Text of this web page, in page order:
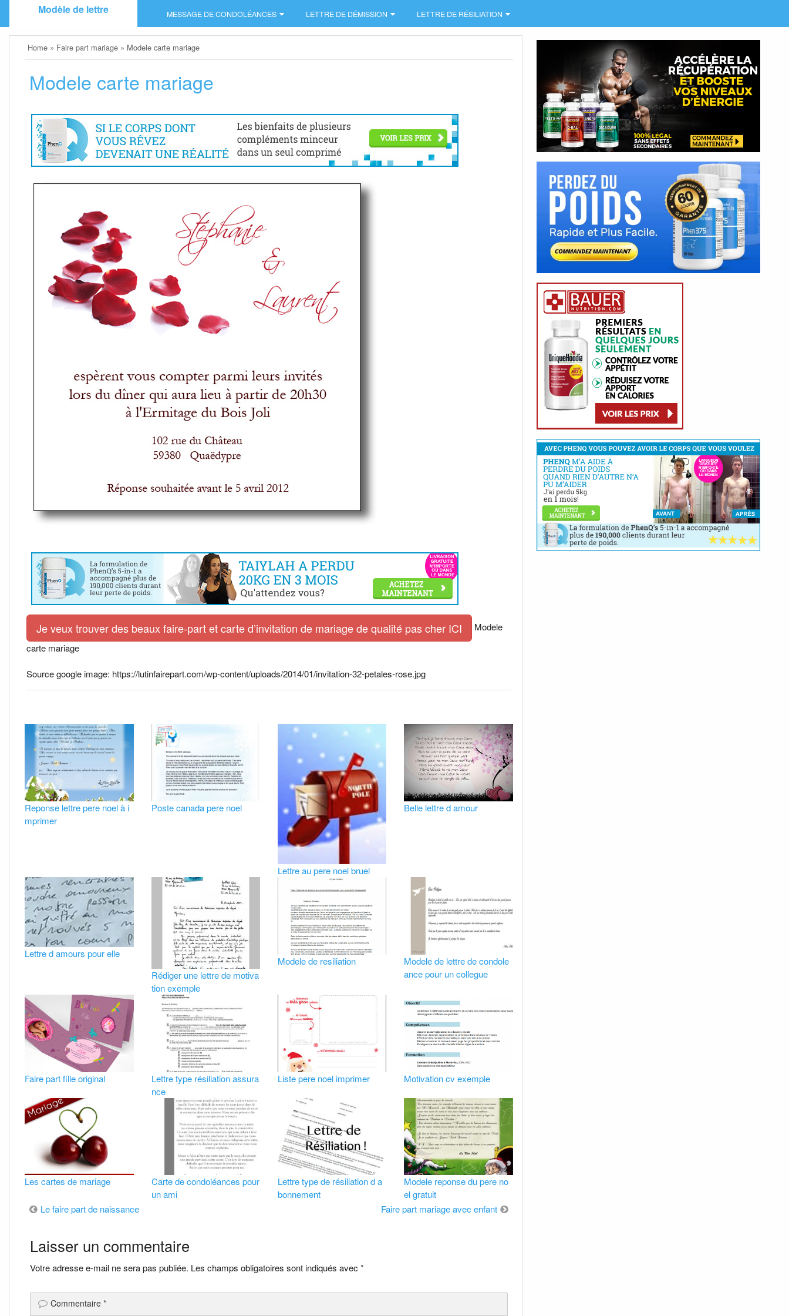
Modèle de lettre MESSAGE DE CONDOLÉANCES LETTRE DE DÉMISSION LETTRE DE RÉSILIATION
Home » Faire part mariage » Modele carte mariage
Modele carte mariage
Je veux trouver des beaux faire-part et carte d’invitation de mariage de qualité pas cher ICI
Modele
carte mariage
Source google image: https://lutinfairepart.com/wp-content/uploads/2014/01/invitation-32-petales-rose.jpg
Reponse lettre pere noel à i
mprimer
Poste canada pere noel
Lettre au pere noel bruel
Belle lettre d amour
Lettre d amours pour elle
Rédiger une lettre de motiva
tion exemple
Modele de resiliation
Modele de lettre de condole
ance pour un collegue
Faire part fille original
Lettre type résiliation assura
nce
Liste pere noel imprimer Motivation cv exemple
Les cartes de mariage
Carte de condoléances pour
un ami
Lettre type de résiliation d a
bonnement
Modele reponse du pere no
el gratuit
Navigation
de
l’article
Le faire part de naissance Faire part mariage avec enfant
Laisser un commentaire
Votre adresse e-mail ne sera pas publiée. Les champs obligatoires sont indiqués avec *
Commentaire *